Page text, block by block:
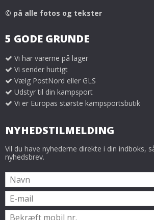
© på alle fotos og tekster
5 GODE GRUNDE
Vi har varerne på lager
Vi sender hurtigt
Vælg PostNord eller GLS
Udstyr til din kampsport
Vi er Europas største kampsportsbutik
NYHEDSTILMELDING
Vil du have nyhederne direkte i din indboks,
nyhedsbrev.